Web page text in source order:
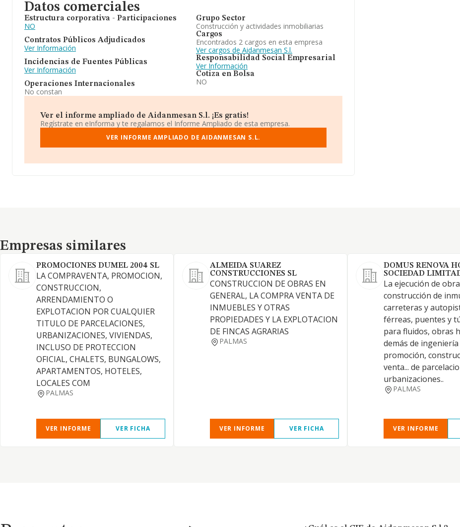
Datos comerciales
Estructura corporativa - Participaciones
NO
Contratos Públicos Adjudicados
Ver Información
Incidencias de Fuentes Públicas
Ver Información
Operaciones Internacionales
No constan
Grupo Sector
Construcción y actividades inmobiliarias
Cargos
Encontrados 2 cargos en esta empresa
Ver cargos de Aidanmesan S.l.
Responsabilidad Social Empresarial
Ver Información
Cotiza en Bolsa
NO
Ver el informe ampliado de Aidanmesan S.l. ¡Es gratis!
Regístrate en eInforma y te regalamos el Informe Ampliado de esta empresa.
VER INFORME AMPLIADO DE AIDANMESAN S.L.
Empresas similares
Empresas similares
PROMOCIONES DUMEL 2004 SL
LA COMPRAVENTA, PROMOCION,
CONSTRUCCION,
ARRENDAMIENTO O
EXPLOTACION POR CUALQUIER
TITULO DE PARCELACIONES,
URBANIZACIONES, VIVIENDAS,
INCLUSO DE PROTECCION
OFICIAL, CHALETS, BUNGALOWS,
APARTAMENTOS, HOTELES,
LOCALES COM
PALMAS
VER INFORME VER FICHA
ALMEIDA SUAREZ
CONSTRUCCIONES SL
CONSTRUCCION DE OBRAS EN
GENERAL, LA COMPRA VENTA DE
INMUEBLES Y OTRAS
PROPIEDADES Y LA EXPLOTACION
DE FINCAS AGRARIAS
PALMAS
VER INFORME VER FICHA
DOMUS RENOVA
SOCIEDAD
La ejecución de
construcción de
carreteras y
férreas, puentes y
para fluidos, obras
demás de ingeniería
promoción,
venta... de
urbanizaciones..
PALMAS
VER INFORME